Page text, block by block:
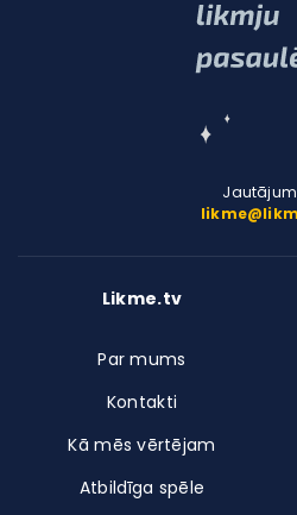
Likme.tv
Par mums
Kontakti
Kā mēs vērtējam
Atbildīga spēle